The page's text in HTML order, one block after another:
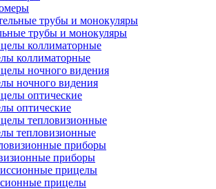
трубы и монокуляры
коллиматорные
ночного видения
оптические
тепловизионные
приборы
прицелы